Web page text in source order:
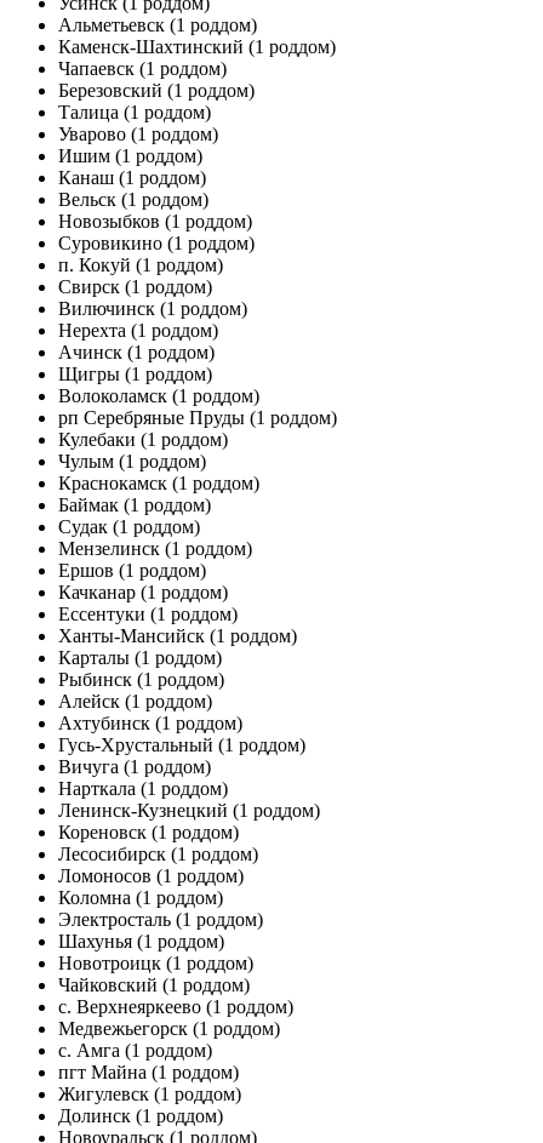
Альметьевск (1 роддом)
Каменск-Шахтинский (1 роддом)
Чапаевск (1 роддом)
Березовский (1 роддом)
Талица (1 роддом)
Уварово (1 роддом)
Ишим (1 роддом)
Канаш (1 роддом)
Вельск (1 роддом)
Новозыбков (1 роддом)
Суровикино (1 роддом)
п. Кокуй (1 роддом)
Свирск (1 роддом)
Вилючинск (1 роддом)
Нерехта (1 роддом)
Ачинск (1 роддом)
Щигры (1 роддом)
Волоколамск (1 роддом)
рп Серебряные Пруды (1 роддом)
Кулебаки (1 роддом)
Чулым (1 роддом)
Краснокамск (1 роддом)
Баймак (1 роддом)
Судак (1 роддом)
Мензелинск (1 роддом)
Ершов (1 роддом)
Качканар (1 роддом)
Ессентуки (1 роддом)
Ханты-Мансийск (1 роддом)
Карталы (1 роддом)
Рыбинск (1 роддом)
Алейск (1 роддом)
Ахтубинск (1 роддом)
Гусь-Хрустальный (1 роддом)
Вичуга (1 роддом)
Нарткала (1 роддом)
Ленинск-Кузнецкий (1 роддом)
Кореновск (1 роддом)
Лесосибирск (1 роддом)
Ломоносов (1 роддом)
Коломна (1 роддом)
Электросталь (1 роддом)
Шахунья (1 роддом)
Новотроицк (1 роддом)
Чайковский (1 роддом)
с. Верхнеяркеево (1 роддом)
Медвежьегорск (1 роддом)
с. Амга (1 роддом)
пгт Майна (1 роддом)
Жигулевск (1 роддом)
Долинск (1 роддом)
Новоуральск (1 роддом)